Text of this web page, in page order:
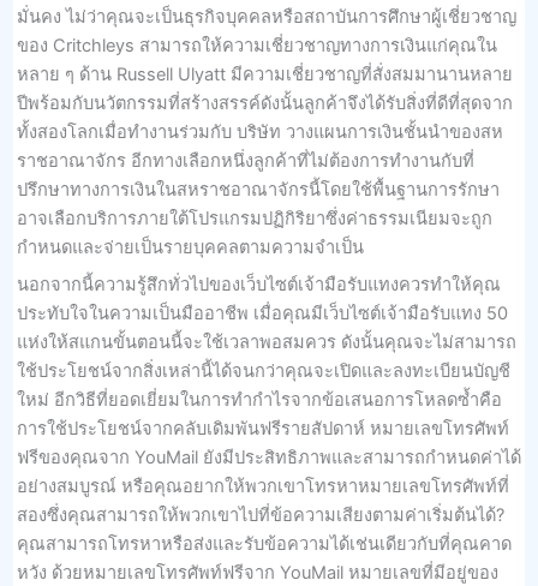
มั่นคง ไม่ว่าคุณจะเป็นธุรกิจบุคคลหรือสถาบันการศึกษาผู้เชี่ยวชาญ
ของ Critchleys สามารถให้ความเชี่ยวชาญทางการเงินแก่คุณใน
หลาย ๆ ด้าน Russell Ulyatt มีความเชี่ยวชาญที่สั่งสมมานานหลาย
ปีพร้อมกับนวัตกรรมที่สร้างสรรค์ดังนั้นลูกค้าจึงได้รับสิ่งที่ดีที่สุดจาก
ทั้งสองโลกเมื่อทำงานร่วมกับ บริษัท วางแผนการเงินชั้นนำของสห
ราชอาณาจักร อีกทางเลือกหนึ่งลูกค้าที่ไม่ต้องการทำงานกับที่
ปรึกษาทางการเงินในสหราชอาณาจักรนี้โดยใช้พื้นฐานการรักษา
อาจเลือกบริการภายใต้โปรแกรมปฏิกิริยาซึ่งค่าธรรมเนียมจะถูก
กำหนดและจ่ายเป็นรายบุคคลตามความจำเป็น
นอกจากนี้ความรู้สึกทั่วไปของเว็บไซต์เจ้ามือรับแทงควรทำให้คุณ
ประทับใจในความเป็นมืออาชีพ เมื่อคุณมีเว็บไซต์เจ้ามือรับแทง 50
แห่งให้สแกนขั้นตอนนี้จะใช้เวลาพอสมควร ดังนั้นคุณจะไม่สามารถ
ใช้ประโยชน์จากสิ่งเหล่านี้ได้จนกว่าคุณจะเปิดและลงทะเบียนบัญชี
ใหม่ อีกวิธีที่ยอดเยี่ยมในการทำกำไรจากข้อเสนอการโหลดซ้ำคือ
การใช้ประโยชน์จากคลับเดิมพันฟรีรายสัปดาห์ หมายเลขโทรศัพท์
ฟรีของคุณจาก YouMail ยังมีประสิทธิภาพและสามารถกำหนดค่าได้
อย่างสมบูรณ์ หรือคุณอยากให้พวกเขาโทรหาหมายเลขโทรศัพท์ที่
สองซึ่งคุณสามารถให้พวกเขาไปที่ข้อความเสียงตามค่าเริ่มต้นได้?
คุณสามารถโทรหาหรือส่งและรับข้อความได้เช่นเดียวกับที่คุณคาด
หวัง ด้วยหมายเลขโทรศัพท์ฟรีจาก YouMail หมายเลขที่มีอยู่ของ